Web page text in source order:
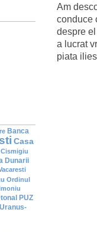
Am
conduce
despre
a lucrat
piata
Banca
Casa
Cismigiu
Dunarii
Ordinul
PUZ
Uranus-